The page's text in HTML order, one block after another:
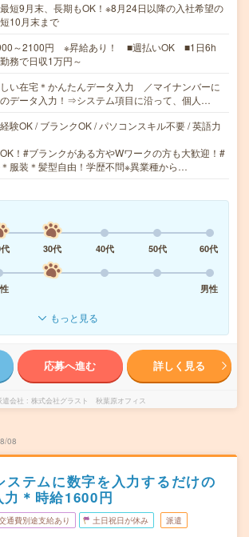
短9月末、長期もOK！※8月24日以降の入社希望の
10月末まで
～2100円 ※昇給あり！ ■週払いOK ■1日6h
務で日収1万円～
い在宅＊かんたんデータ入力 ／マイナンバーに
データ入力！⇒システム項目に沿って、個人…
験OK / ブランクOK / パソコンスキル不要 / 英語力
！#ブランクがある方やWワークの方も大歓迎！#
服装＊髪型自由！学歴不問※異業種から…
30代 40代 50代
60代
男性
もっと見る
応募へ進む 詳しく見る
遣会社 株式会社グラスト 秋葉原オフィス
08
ステムに数字を入力するだけの
＊時給1600円
通費別途支給あり 土日祝日が休み 派遣